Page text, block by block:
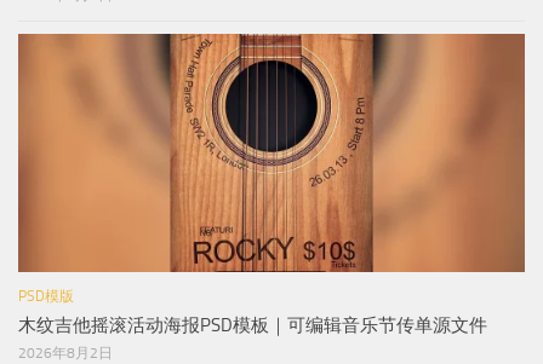
PSD模版
木纹吉他摇滚活动海报PSD模板｜可编辑音乐节传单源文件
2026年8月2日